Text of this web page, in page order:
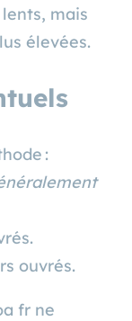
mais
élevées.
:
ouvrés.
fr ne